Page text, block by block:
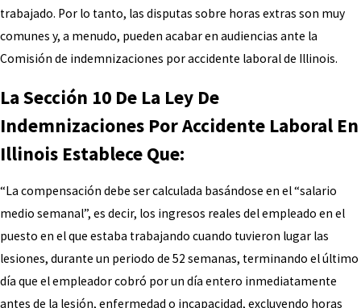
trabajado. Por lo tanto, las disputas sobre horas extras son muy
comunes y, a menudo, pueden acabar en audiencias ante la
Comisión de indemnizaciones por accidente laboral de Illinois.
La Sección 10 De La Ley De
Indemnizaciones Por Accidente Laboral En
Illinois Establece Que:
“La compensación debe ser calculada basándose en el “salario
medio semanal”, es decir, los ingresos reales del empleado en el
puesto en el que estaba trabajando cuando tuvieron lugar las
lesiones, durante un periodo de 52 semanas, terminando el último
día que el empleador cobró por un día entero inmediatamente
antes de la lesión, enfermedad o incapacidad, excluyendo horas